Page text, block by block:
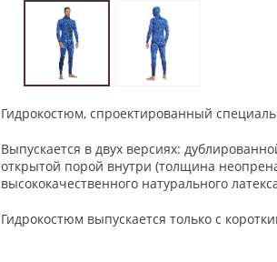
Гидрокостюм, спроектированный
Выпускается в двух версиях:
открытой порой внутри (толщина
высококачественного натурального
Гидрокостюм выпускается только с